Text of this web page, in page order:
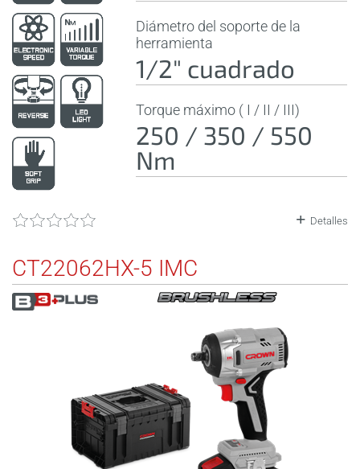
Diámetro del soporte de la
herramienta
1/2" cuadrado
Torque máximo ( I / II / III)
250 / 350 / 550
Nm
Detalles
CT22062HX-5 IMC